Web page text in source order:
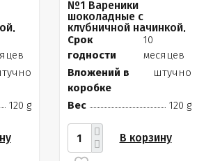
120 g
№1 Вареники
шоколадные с
клубничной начинкой,
120г
Срок
годности
10
месяцев
Вложений в
коробке
штучно
Вес 120 g
В корзину